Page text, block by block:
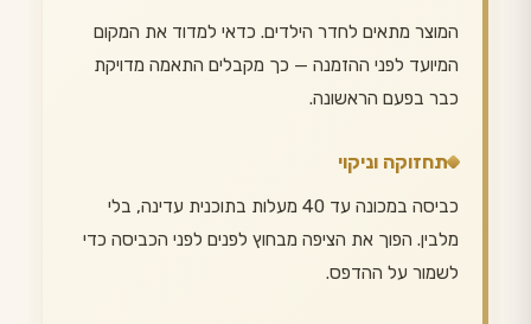
המוצר מתאים לחדר הילדים. כדאי למדוד את המקום
המיועד לפני ההזמנה — כך מקבלים התאמה מדויקת
כבר בפעם הראשונה.
תחזוקה וניקוי
כביסה במכונה עד 40 מעלות בתוכנית עדינה, בלי
מלבין. הפוך את הציפה מבחוץ לפנים לפני הכביסה כדי
לשמור על ההדפס.